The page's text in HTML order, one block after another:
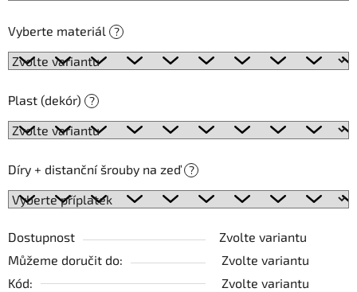
Vyberte materiál ?
Plast (dekór) ?
Díry + distanční šrouby na zeď ?
Dostupnost
Zvolte variantu
Můžeme doručit do:
Zvolte variantu
Kód:
Zvolte variantu